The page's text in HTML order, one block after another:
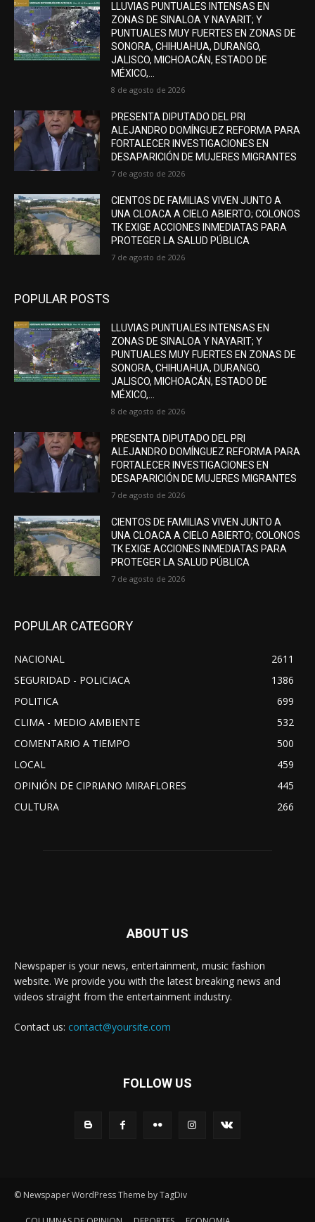
LLUVIAS PUNTUALES INTENSAS EN
ZONAS DE SINALOA Y NAYARIT; Y
PUNTUALES MUY FUERTES EN ZONAS DE
SONORA, CHIHUAHUA, DURANGO,
JALISCO, MICHOACÁN, ESTADO DE
MÉXICO,...
8 de agosto de 2026
PRESENTA DIPUTADO DEL PRI
ALEJANDRO DOMÍNGUEZ REFORMA PARA
FORTALECER INVESTIGACIONES EN
DESAPARICIÓN DE MUJERES MIGRANTES
7 de agosto de 2026
CIENTOS DE FAMILIAS VIVEN JUNTO A
UNA CLOACA A CIELO ABIERTO; COLONOS
TK EXIGE ACCIONES INMEDIATAS PARA
PROTEGER LA SALUD PÚBLICA
7 de agosto de 2026
POPULAR POSTS
LLUVIAS PUNTUALES INTENSAS EN
ZONAS DE SINALOA Y NAYARIT; Y
PUNTUALES MUY FUERTES EN ZONAS DE
SONORA, CHIHUAHUA, DURANGO,
JALISCO, MICHOACÁN, ESTADO DE
MÉXICO,...
8 de agosto de 2026
PRESENTA DIPUTADO DEL PRI
ALEJANDRO DOMÍNGUEZ REFORMA PARA
FORTALECER INVESTIGACIONES EN
DESAPARICIÓN DE MUJERES MIGRANTES
7 de agosto de 2026
CIENTOS DE FAMILIAS VIVEN JUNTO A
UNA CLOACA A CIELO ABIERTO; COLONOS
TK EXIGE ACCIONES INMEDIATAS PARA
PROTEGER LA SALUD PÚBLICA
7 de agosto de 2026
POPULAR CATEGORY
NACIONAL
2611
SEGURIDAD - POLICIACA
1386
POLITICA
699
CLIMA - MEDIO AMBIENTE
532
COMENTARIO A TIEMPO
500
LOCAL
459
OPINIÓN DE CIPRIANO MIRAFLORES
445
CULTURA
266
ABOUT US
Newspaper is your news, entertainment, music fashion
website. We provide you with the latest breaking news and
videos straight from the entertainment industry.
Contact us: contact@yoursite.com
FOLLOW US
© Newspaper WordPress Theme by TagDiv